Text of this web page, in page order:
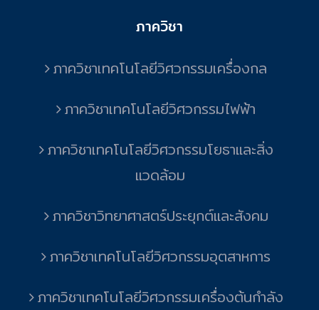
ภาควิชา
ภาควิชาเทคโนโลยีวิศวกรรมเครื่องกล
ภาควิชาเทคโนโลยีวิศวกรรมไฟฟ้า
ภาควิชาเทคโนโลยีวิศวกรรมโยธาและสิ่ง
แวดล้อม
ภาควิชาวิทยาศาสตร์ประยุกต์และสังคม
ภาควิชาเทคโนโลยีวิศวกรรมอุตสาหการ
ภาควิชาเทคโนโลยีวิศวกรรมเครื่องต้นกำลัง